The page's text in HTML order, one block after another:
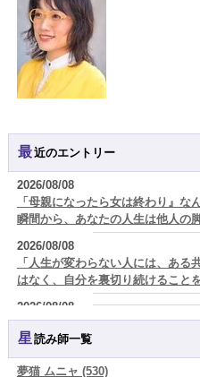
最近のエントリー
2026/08/08
「母親になったら女は終わり』な
瞬間から、あなたの人生は他人の
2026/08/08
「人生が変わらない人には、あ
はなく、自分を裏切り続けること
2026/08/08
生きづらさと恋愛の悩みを繰り返
真寿の開運Cooking 鮭が教えてく
星読み師一覧
夢猫 ムニャ (530)